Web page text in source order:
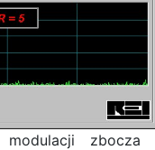
zbocza